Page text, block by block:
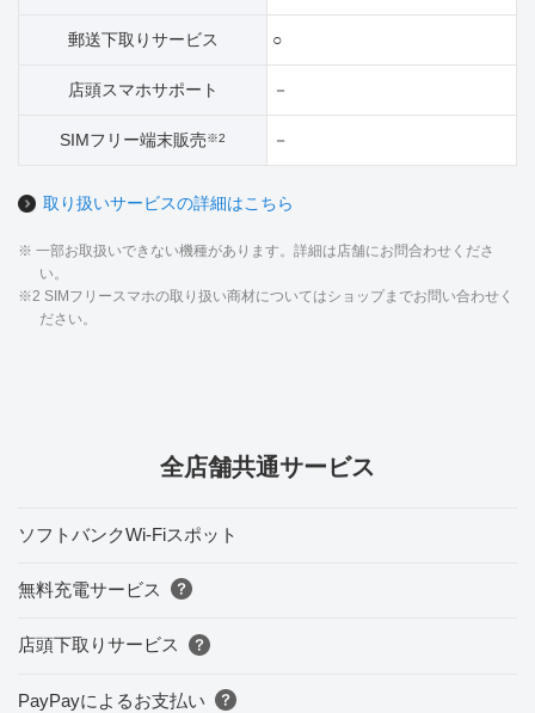
郵送下取りサービス ○
店頭スマホサポート －
SIMフリー端末販売※2 －
取り扱いサービスの詳細はこちら
※ 一部お取扱いできない機種があります。詳細は店舗にお問合わせくださ
い。
※2 SIMフリースマホの取り扱い商材についてはショップまでお問い合わせく
ださい。
全店舗共通サービス
ソフトバンクWi-Fiスポット
無料充電サービス
店頭下取りサービス
PayPayによるお支払い